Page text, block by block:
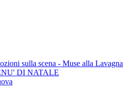
sulla scena - Muse alla Lavagna
DI NATALE